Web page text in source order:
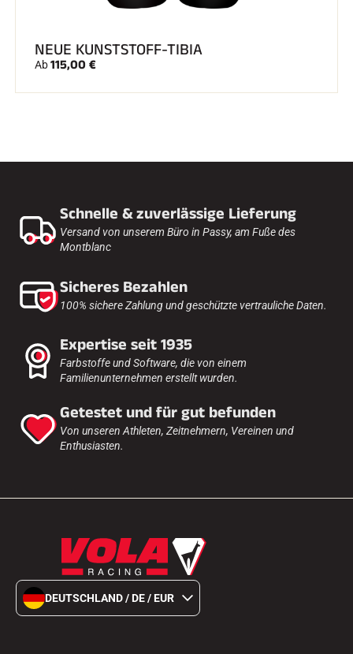
NEUE KUNSTSTOFF-TIBIA
Ab115,00 €
Schnelle & zuverlässige Lieferung
Versand von unserem Büro in Passy, am Fuße des
Montblanc
Sicheres Bezahlen
100% sichere Zahlung und geschützte vertrauliche Daten.
Expertise seit 1935
Farbstoffe und Software, die von einem
Familienunternehmen erstellt wurden.
Getestet und für gut befunden
Von unseren Athleten, Zeitnehmern, Vereinen und
Enthusiasten.
DEUTSCHLAND / DE / EUR